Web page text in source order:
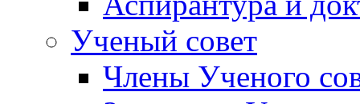
Ученый совет
Члены Ученого